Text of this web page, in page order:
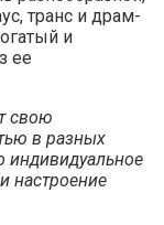
транс и драм-
и
ее
свою
в разных
индивидуальное
настроение